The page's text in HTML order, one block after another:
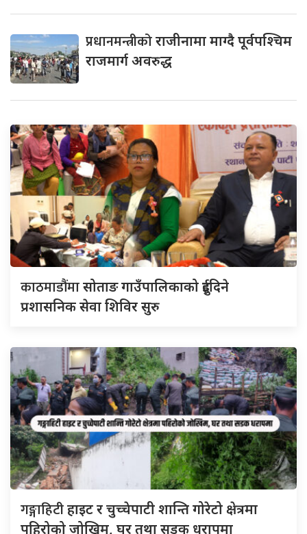
प्रधानमन्त्रीकोराजीनामा माग्दै पूर्वपश्चिम
राजमार्ग अवरुद्ध
काठमाडौंमासोताङ गाउँपालिकाको दुईदिने
प्रशासनिक सेवा शिविर सुरु
गङ्गाहिटीहाइट र चुच्चेपाटी शान्ति गोरेटो क्षेत्रमा
पहिरोको जोखिम, घर तथा सडक धरापमा